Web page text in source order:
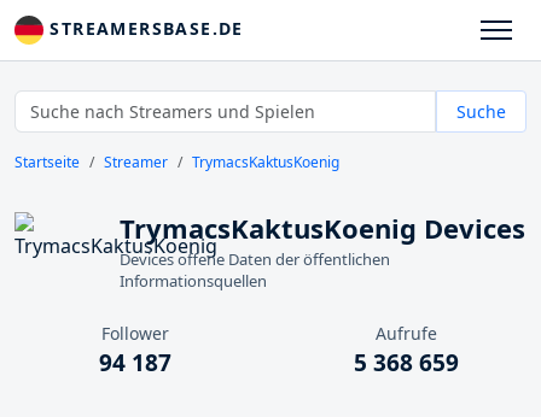
STREAMERSBASE.DE
Suche
Startseite Streamer TrymacsKaktusKoenig
TrymacsKaktusKoenig Devices
Devices offene Daten der öffentlichen
Informationsquellen
Follower
94 187
Aufrufe
5 368 659